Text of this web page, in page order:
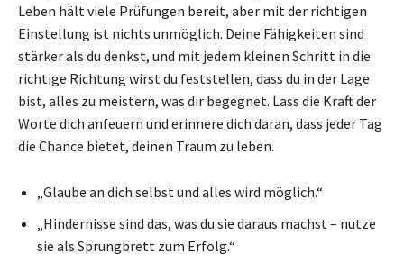
Leben hält viele Prüfungen bereit, aber mit der richtigen
Einstellung ist nichts unmöglich. Deine Fähigkeiten sind
stärker als du denkst, und mit jedem kleinen Schritt in die
richtige Richtung wirst du feststellen, dass du in der Lage
bist, alles zu meistern, was dir begegnet. Lass die Kraft der
Worte dich anfeuern und erinnere dich daran, dass jeder Tag
die Chance bietet, deinen Traum zu leben.
„Glaube an dich selbst und alles wird möglich.“
„Hindernisse sind das, was du sie daraus machst – nutze
sie als Sprungbrett zum Erfolg.“